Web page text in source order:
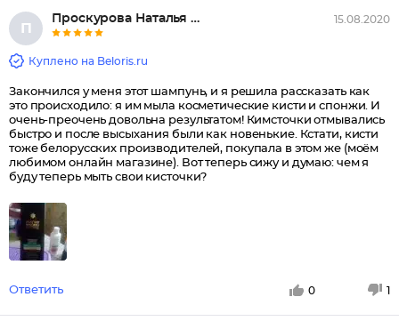
П
Проскурова Наталья Анатольевна 15.08.2020
Куплено на Beloris.ru
Закончился у меня этот шампунь, и я решила рассказать как
это происходило: я им мыла косметические кисти и спонжи. И
очень-преочень довольна результатом! Кимсточки отмывались
быстро и после высыхания были как новенькие. Кстати, кисти
тоже белорусских производителей, покупала в этом же (моём
любимом онлайн магазине). Вот теперь сижу и думаю: чем я
буду теперь мыть свои кисточки?
Ответить 0 1